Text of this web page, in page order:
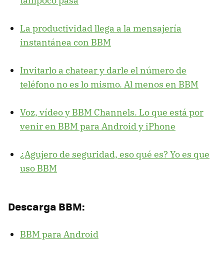
La productividad llega a la mensajería
instantánea con BBM
Invitarlo a chatear y darle el número de
teléfono no es lo mismo. Al menos en BBM
Voz, vídeo y BBM Channels. Lo que está por
venir en BBM para Android y iPhone
¿Agujero de seguridad, eso qué es? Yo es que
uso BBM
Descarga BBM:
BBM para Android